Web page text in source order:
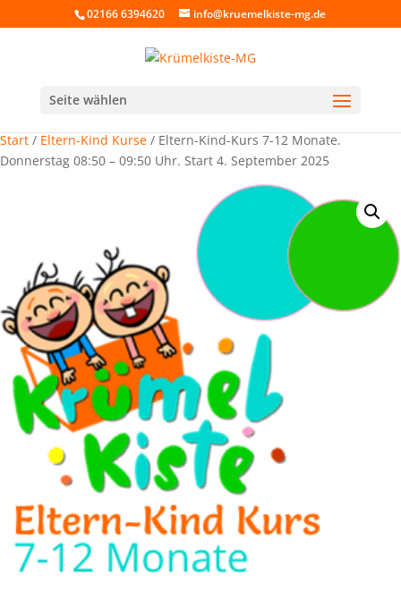
02166 6394620 info@kruemelkiste-mg.de
Seite wählen
Start / Eltern-Kind Kurse / Eltern-Kind-Kurs 7-12 Monate.
Donnerstag 08:50 – 09:50 Uhr. Start 4. September 2025